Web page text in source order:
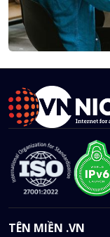
TÊN MIỀN .VN